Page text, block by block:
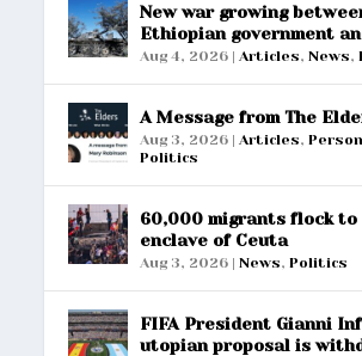
New war growing
Ethiopian government
Aug 4, 2026 | Articles,News,
A Message from The
Aug 3, 2026 | Articles,
Politics
60,000 migrants flock to
enclave of Ceuta
Aug 3, 2026 |News,Politics
FIFA President Gianni
utopian proposal is